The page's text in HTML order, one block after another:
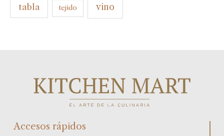
tabla tejido vino
Accesos rápidos